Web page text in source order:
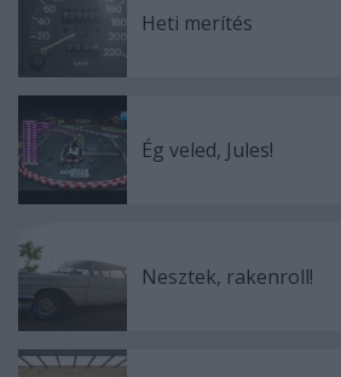
Heti merítés
Ég veled, Jules!
Nesztek, rakenroll!